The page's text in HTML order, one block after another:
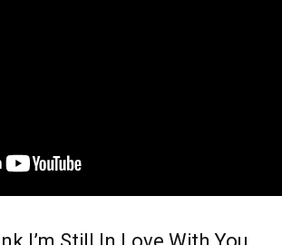
I’m Still In Love With You